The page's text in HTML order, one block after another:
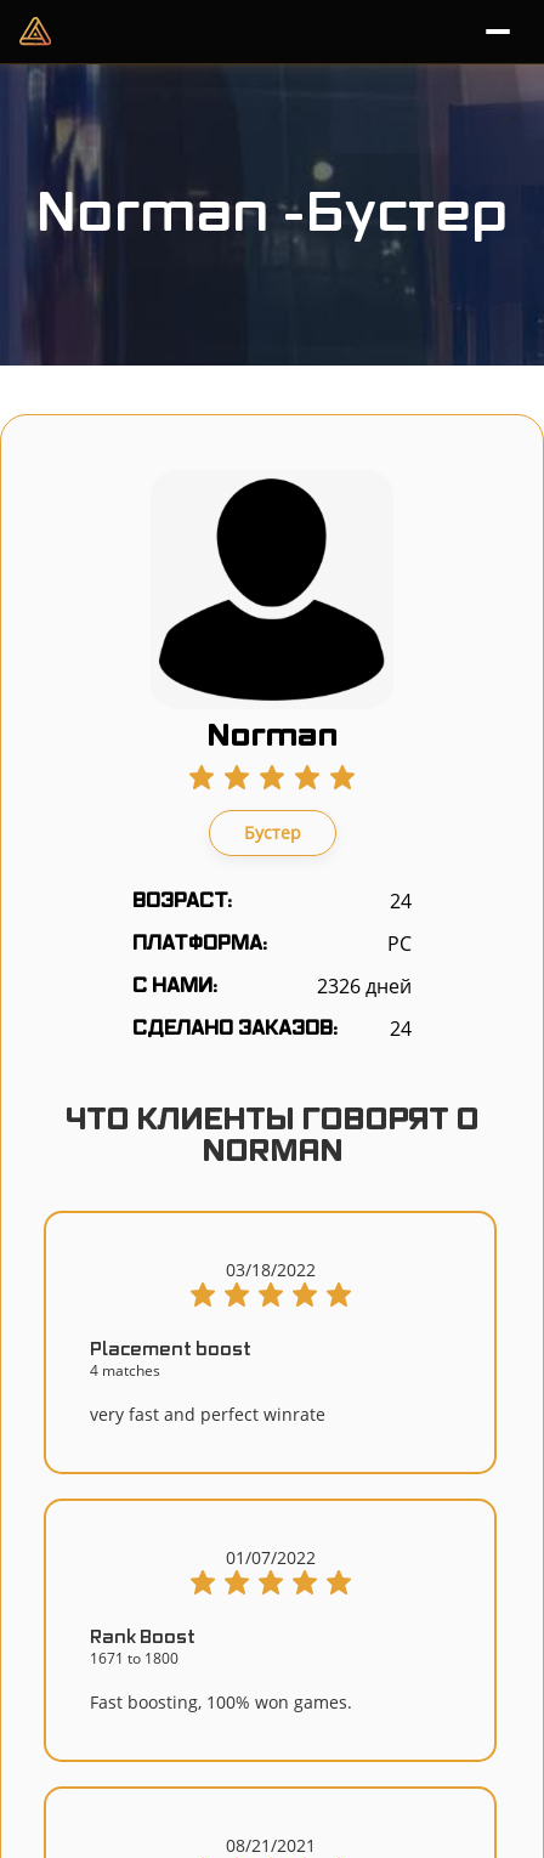
Norman -Бустер
Norman
Бустер
ВОЗРАСТ: 24
ПЛАТФОРМА: PC
С НАМИ: 2326 дней
СДЕЛАНО ЗАКАЗОВ: 24
ЧТО КЛИЕНТЫ ГОВОРЯТ О
NORMAN
03/18/2022
Placement boost
4 matches
very fast and perfect winrate
01/07/2022
Rank Boost
1671 to 1800
Fast boosting, 100% won games.
08/21/2021